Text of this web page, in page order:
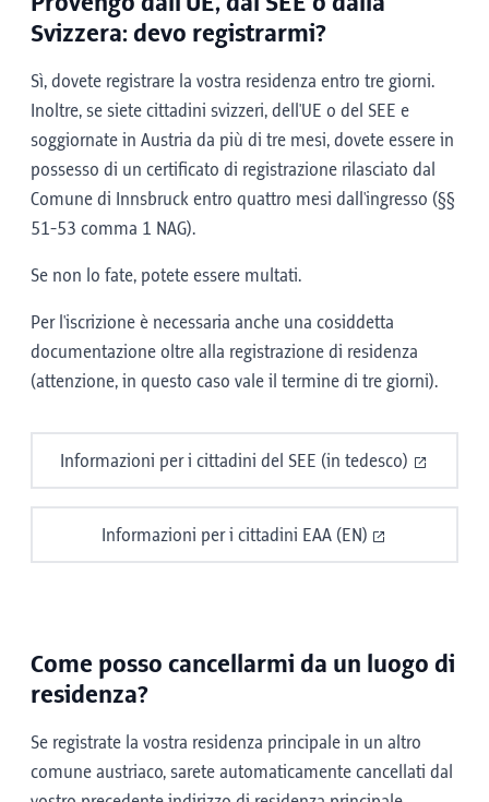
Svizzera: devo registrarmi?
Sì, dovete registrare la vostra residenza entro tre giorni.
Inoltre, se siete cittadini svizzeri, dell'UE o del SEE e
soggiornate in Austria da più di tre mesi, dovete essere in
possesso di un certificato di registrazione rilasciato dal
Comune di Innsbruck entro quattro mesi dall'ingresso (§§
51-53 comma 1 NAG).
Se non lo fate, potete essere multati.
Per l'iscrizione è necessaria anche una cosiddetta
documentazione oltre alla registrazione di residenza
(attenzione, in questo caso vale il termine di tre giorni).
Informazioni per i cittadini del SEE (in tedesco)
Informazioni per i cittadini EAA (EN)
Come posso cancellarmi da un luogo di
residenza?
Se registrate la vostra residenza principale in un altro
comune austriaco, sarete automaticamente cancellati dal